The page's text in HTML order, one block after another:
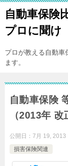
自動車保険
プロに聞け
プロが教える自動車
ます。
自動車保険
（2013年 改
公開日： 7月 19, 2013
損害保険関連